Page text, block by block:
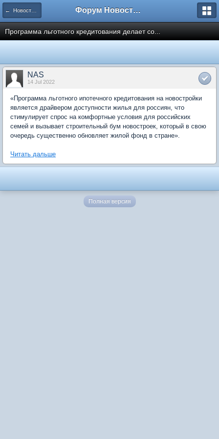
← Новости рынка недвижимости Форум Новостройки
Программа льготного кредитования делает со...
NAS
14 Jul 2022
«Программа льготного ипотечного кредитования на новостройки
является драйвером доступности жилья для россиян, что
стимулирует спрос на комфортные условия для российских
семей и вызывает строительный бум новостроек, который в свою
очередь существенно обновляет жилой фонд в стране».
Читать дальше
Полная версия